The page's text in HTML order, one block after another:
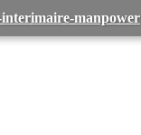
manpower